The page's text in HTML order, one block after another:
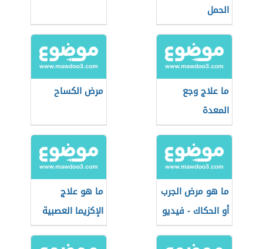
الحمل
ما علاج وجع
المعدة
مرض الكساح
ما هو مرض الجرب
أو الحكاك - فيديو
ما هو علاج
الإكزيما العصبية